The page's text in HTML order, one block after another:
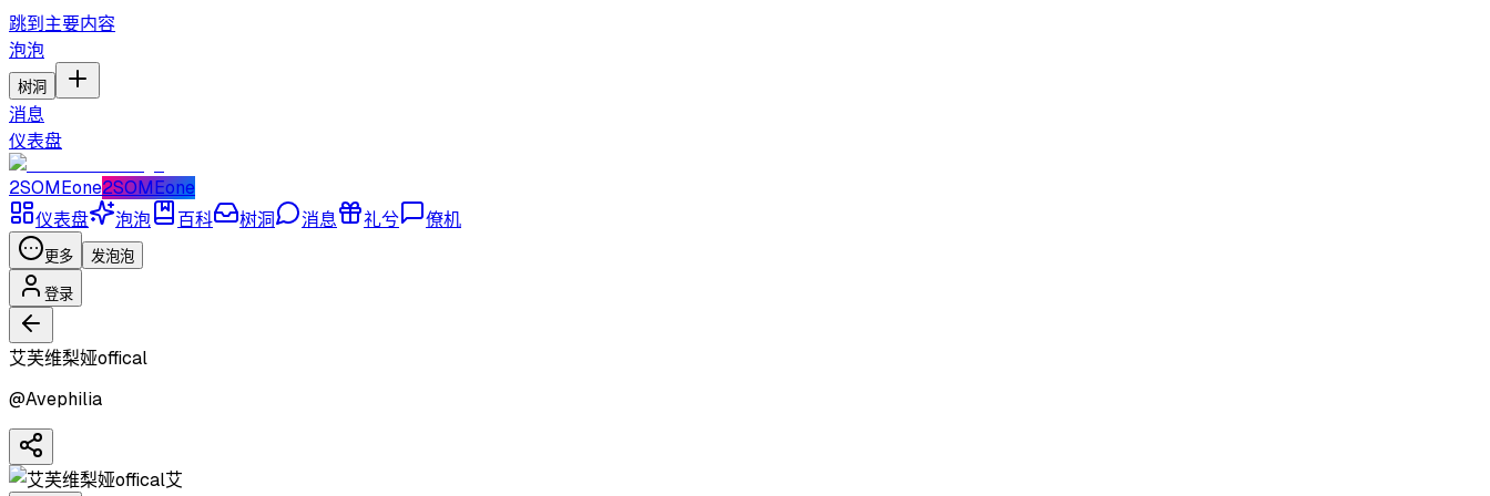
跳到主要内容
泡泡
树洞
消息
仪表盘
2SOMEone2SOMEone
仪表盘
泡泡 百科 树洞 消息 礼兮 僚机
更多 发泡泡
登录
艾芙维梨娅offical
@Avephilia
艾